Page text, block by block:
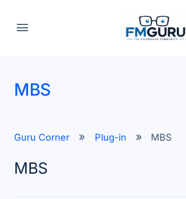
MBS
Guru Corner Plug-in MBS
MBS